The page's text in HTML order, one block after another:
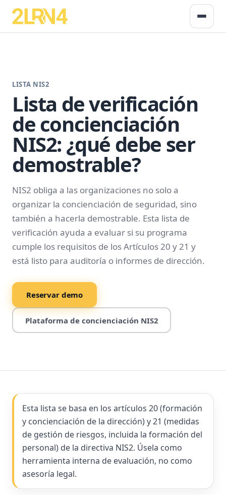
LISTA NIS2
Lista de verificación
de concienciación
NIS2: ¿qué debe ser
demostrable?
NIS2 obliga a las organizaciones no solo a
organizar la concienciación de seguridad, sino
también a hacerla demostrable. Esta lista de
verificación ayuda a evaluar si su programa
cumple los requisitos de los Artículos 20 y 21 y
está listo para auditoría o informes de dirección.
Reservar demo
Plataforma de concienciación NIS2
Esta lista se basa en los artículos 20 (formación
y concienciación de la dirección) y 21 (medidas
de gestión de riesgos, incluida la formación del
personal) de la directiva NIS2. Úsela como
herramienta interna de evaluación, no como
asesoría legal.